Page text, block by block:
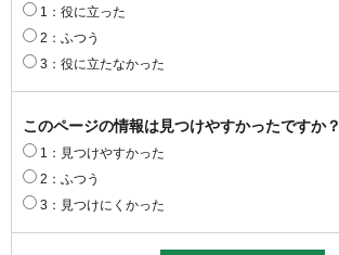
1：役に立った
2：ふつう
3：役に立たなかった
このページの情報は見つけやすかったですか？
1：見つけやすかった
2：ふつう
3：見つけにくかった